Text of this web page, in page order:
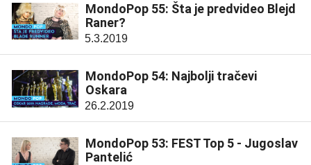
MondoPop 55: Šta je predvideo Blejd
Raner?
5.3.2019
MondoPop 54: Najbolji tračevi
Oskara
26.2.2019
MondoPop 53: FEST Top 5 - Jugoslav
Pantelić